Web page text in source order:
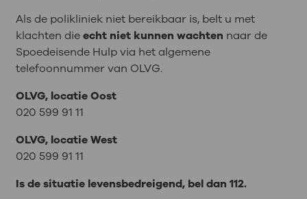
Als de polikliniek niet bereikbaar is, belt u met
klachten dieecht niet kunnen wachten naar de
Spoedeisende Hulp via het algemene
telefoonnummer van OLVG.
OLVG, locatie Oost
020 599 91 11
OLVG, locatie West
020 599 91 11
Is de situatie levensbedreigend, bel dan 112.